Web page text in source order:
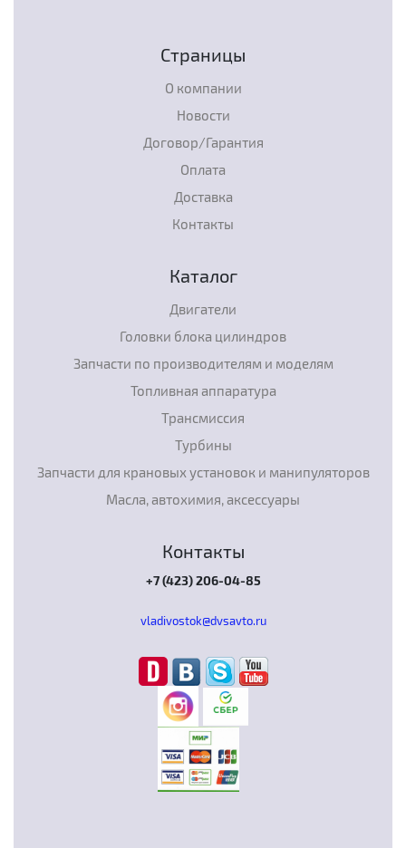
Страницы
О компании
Новости
Договор/Гарантия
Оплата
Доставка
Контакты
Каталог
Двигатели
Головки блока цилиндров
Запчасти по производителям и моделям
Топливная аппаратура
Трансмиссия
Турбины
Запчасти для крановых установок и манипуляторов
Масла, автохимия, аксессуары
Контакты
+7 (423) 206-04-85
vladivostok@dvsavto.ru